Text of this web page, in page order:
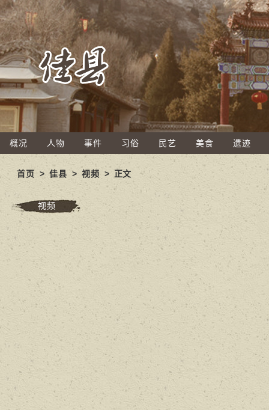
概况 人物 事件 习俗 民艺 美食 遗迹
首页 >佳县 > 视频 > 正文
视频